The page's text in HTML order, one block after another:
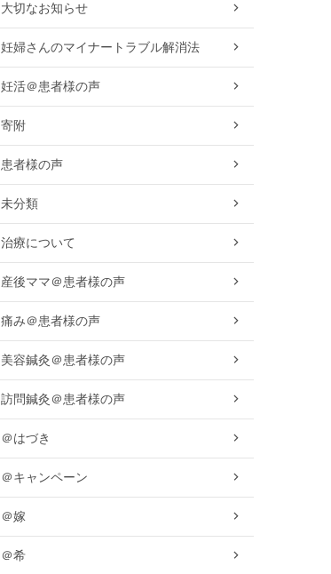
大切なお知らせ
妊婦さんのマイナートラブル解消法
妊活＠患者様の声
寄附
患者様の声
未分類
治療について
産後ママ＠患者様の声
痛み＠患者様の声
美容鍼灸＠患者様の声
訪問鍼灸＠患者様の声
＠はづき
＠キャンペーン
＠嫁
＠希